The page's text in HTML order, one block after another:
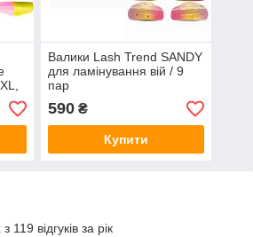
Валики Lash Trend SANDY
для ламінування вій / 9
пар
(XS,S,M,XM,M+,L,XL,XXL,3XL)
590₴
Купити
119 відгуків за рік